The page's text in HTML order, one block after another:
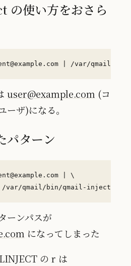
使い方をおさら
user@example.com (コ
ーザ)になる。
パターン
| \
ーンパスが
になってしまった
の r は